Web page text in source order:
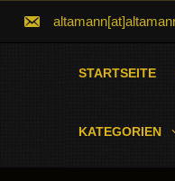
STARTSEITE
KATEGORIEN